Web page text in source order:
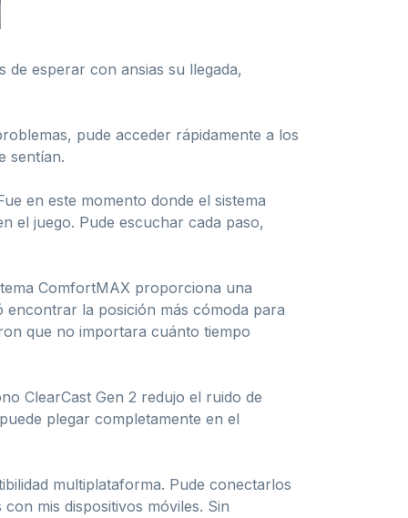
de esperar con ansias su llegada,
pude acceder rápidamente a los
sentían.
en este momento donde el sistema
el juego. Pude escuchar cada paso,
ComfortMAX proporciona una
la posición más cómoda para
que no importara cuánto tiempo
ClearCast Gen 2 redujo el ruido de
plegar completamente en el
multiplataforma. Pude conectarlos
mis dispositivos móviles. Sin